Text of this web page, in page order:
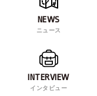
NEWS
ニュース
INTERVIEW
インタビュー